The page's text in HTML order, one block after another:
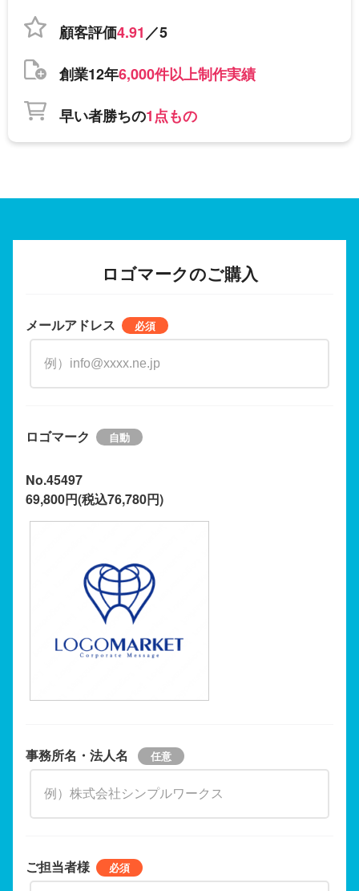
顧客評価4.91／5
創業12年6,000件以上制作実績
早い者勝ちの1点もの
ロゴマークのご購入
メールアドレス
ロゴマーク
No.45497
69,800円(税込76,780円)
事務所名・法人名
ご担当者様